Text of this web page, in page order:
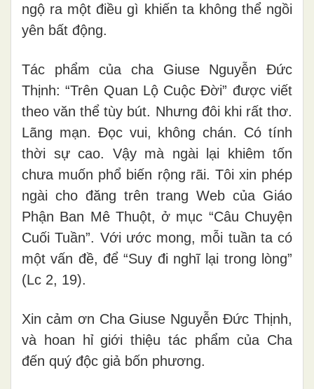
ngộ ra một điều gì khiến ta không thể ngồi
yên bất động.
Tác phẩm của cha Giuse Nguyễn Đức
Thịnh: “Trên Quan Lộ Cuộc Đời” được viết
theo văn thể tùy bút. Nhưng đôi khi rất thơ.
Lãng mạn. Đọc vui, không chán. Có tính
thời sự cao. Vậy mà ngài lại khiêm tốn
chưa muốn phổ biến rộng rãi. Tôi xin phép
ngài cho đăng trên trang Web của Giáo
Phận Ban Mê Thuột, ở mục “Câu Chuyện
Cuối Tuần”. Với ước mong, mỗi tuần ta có
một vấn đề, để “Suy đi nghĩ lại trong lòng”
(Lc 2, 19).
Xin cảm ơn Cha Giuse Nguyễn Đức Thịnh,
và hoan hỉ giới thiệu tác phẩm của Cha
đến quý độc giả bốn phương.